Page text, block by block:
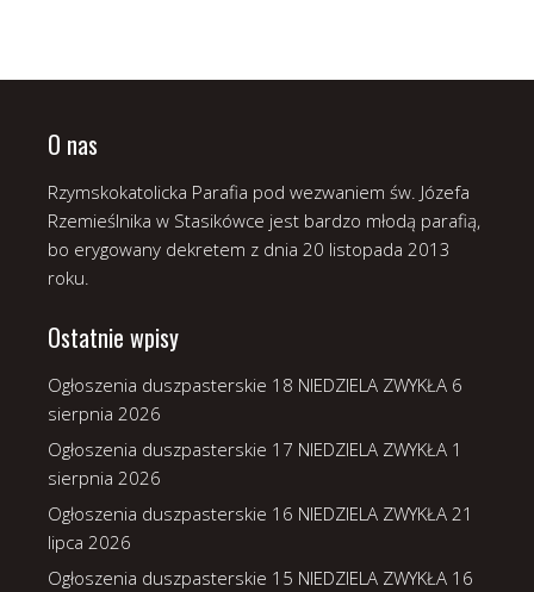
O nas
Rzymskokatolicka Parafia pod wezwaniem św. Józefa
Rzemieślnika w Stasikówce jest bardzo młodą parafią,
bo erygowany dekretem z dnia 20 listopada 2013
roku.
Ostatnie wpisy
Ogłoszenia duszpasterskie 18 NIEDZIELA ZWYKŁA 6
sierpnia 2026
Ogłoszenia duszpasterskie 17 NIEDZIELA ZWYKŁA 1
sierpnia 2026
Ogłoszenia duszpasterskie 16 NIEDZIELA ZWYKŁA 21
lipca 2026
Ogłoszenia duszpasterskie 15 NIEDZIELA ZWYKŁA 16